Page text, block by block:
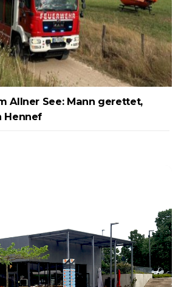
Allner See: Mann gerettet,
Hennef